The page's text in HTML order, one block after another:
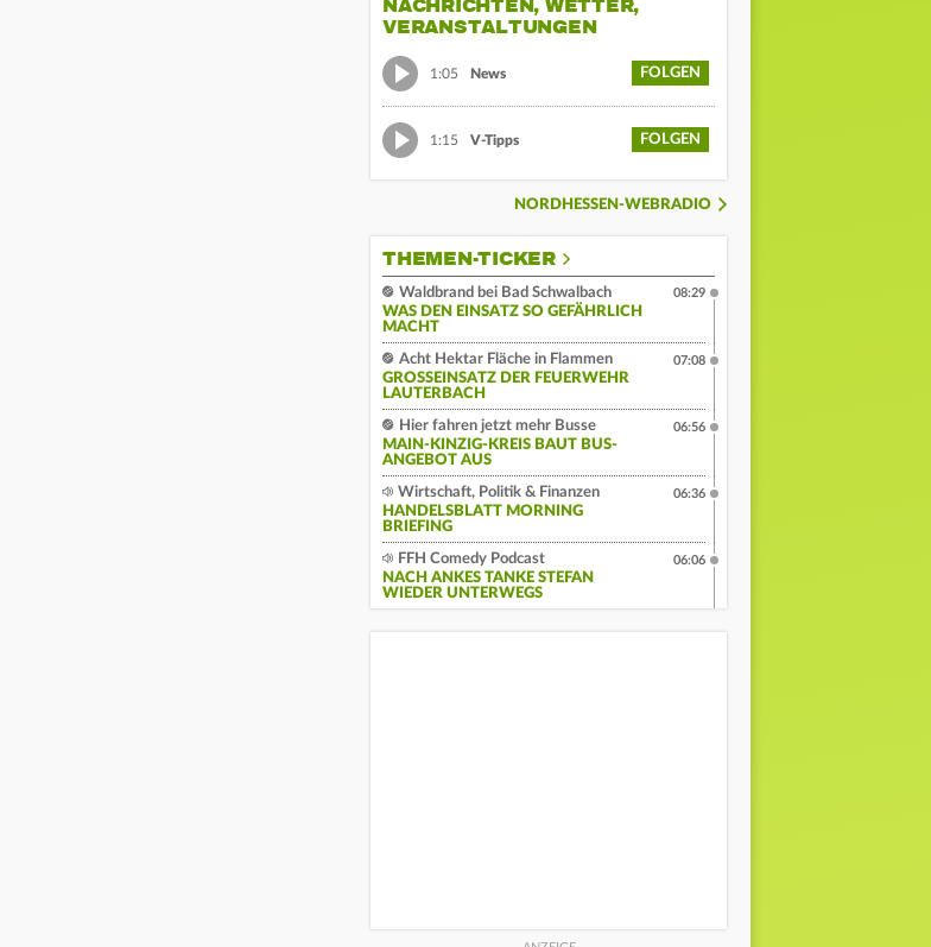
NACHRICHTEN, WETTER,
VERANSTALTUNGEN
1:05 News FOLGEN
1:15 V-Tipps FOLGEN
NORDHESSEN-WEBRADIO
THEMEN-TICKER
Waldbrand bei Bad Schwalbach
WAS DEN EINSATZ SO GEFÄHRLICH
MACHT
08:29
Acht Hektar Fläche in Flammen
GROSSEINSATZ DER FEUERWEHR L
AUTERBACH
07:08
Hier fahren jetzt mehr Busse
MAIN-KINZIG-KREIS BAUT BUS-
ANGEBOT AUS
06:56
Wirtschaft, Politik & Finanzen
HANDELSBLATT MORNING
BRIEFING
06:36
FFH Comedy Podcast
NACH ANKES TANKE STEFAN
WIEDER UNTERWEGS
06:06